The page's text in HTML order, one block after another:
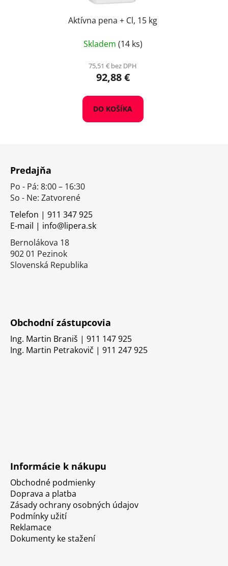
Aktívna pena + Cl, 15 kg
Skladem (14 ks)
75,51 € bez DPH
92,88 €
DO KOŠÍKA
Predajňa
Po - Pá: 8:00 – 16:30
So - Ne: Zatvorené
Telefon | 911 347 925
E-mail | info@lipera.sk
Bernolákova 18
902 01 Pezinok
Slovenská Republika
Obchodní zástupcovia
Ing. Martin Braniš | 911 147 925
Ing. Martin Petrakovič | 911 247 925
Informácie k nákupu
Obchodné podmienky
Doprava a platba
Zásady ochrany osobných údajov
Podmínky užití
Reklamace
Dokumenty ke stažení